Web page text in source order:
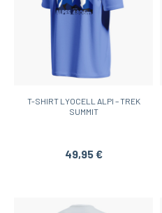
T-SHIRT LYOCELL ALPI – TREK
SUMMIT
49,95 €